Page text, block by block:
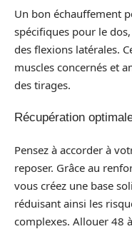
Un bon échauffement
spécifiques pour le
des flexions latérales.
muscles concernés et
des tirages.
Récupération
Pensez à accorder à
reposer. Grâce au
vous créez une base
réduisant ainsi les
complexes. Allouer 48